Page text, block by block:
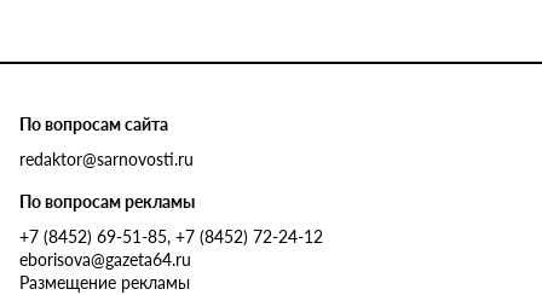
По вопросам сайта
redaktor@sarnovosti.ru
По вопросам рекламы
+7 (8452) 69-51-85, +7 (8452) 72-24-12
eborisova@gazeta64.ru
Размещение рекламы